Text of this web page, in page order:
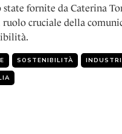
fornite da Caterina
ruolo cruciale della
SOSTENIBILITÀ